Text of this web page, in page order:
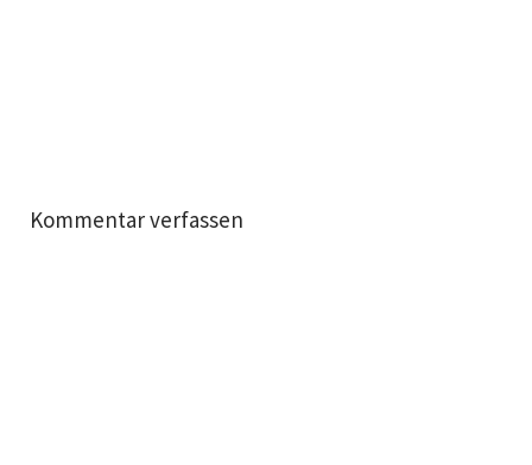
Kommentar verfassen